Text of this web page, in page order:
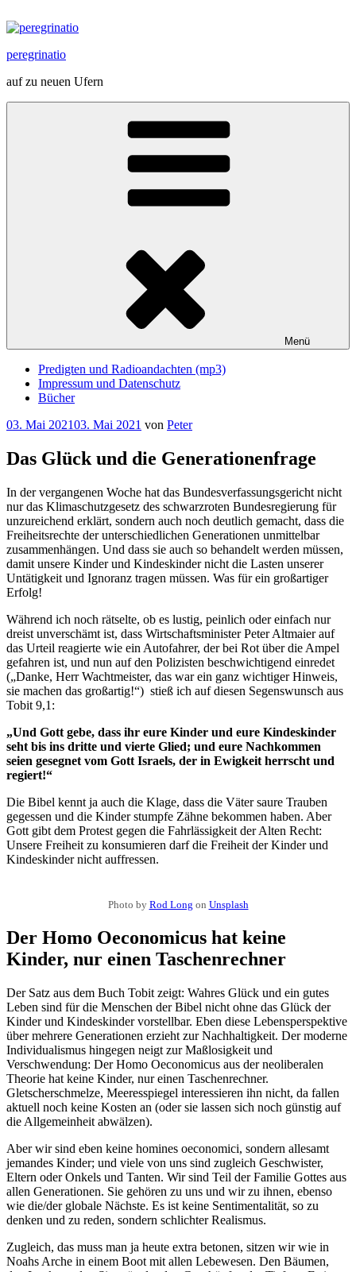
Inhalt
peregrinatio
auf zu neuen Ufern
Menü
Predigten und Radioandachten (mp3)
Impressum und Datenschutz
Bücher
Veröffentlicht
03. Mai 202103. Mai 2021 von Peter
Das Glück und die Generationenfrage
In der vergangenen Woche hat das Bundesverfassungsgericht nicht
nur das Klimaschutzgesetz des schwarzroten Bundesregierung für
unzureichend erklärt, sondern auch noch deutlich gemacht, dass die
Freiheitsrechte der unterschiedlichen Generationen unmittelbar
zusammenhängen. Und dass sie auch so behandelt werden müssen,
damit unsere Kinder und Kindeskinder nicht die Lasten unserer
Untätigkeit und Ignoranz tragen müssen. Was für ein großartiger
Erfolg!
Während ich noch rätselte, ob es lustig, peinlich oder einfach nur
dreist unverschämt ist, dass Wirtschaftsminister Peter Altmaier auf
das Urteil reagierte wie ein Autofahrer, der bei Rot über die Ampel
gefahren ist, und nun auf den Polizisten beschwichtigend einredet
(„Danke, Herr Wachtmeister, das war ein ganz wichtiger Hinweis,
sie machen das großartig!“) stieß ich auf diesen Segenswunsch aus
Tobit 9,1:
„Und Gott gebe, dass ihr eure Kinder und eure Kindeskinder
seht bis ins dritte und vierte Glied; und eure Nachkommen
seien gesegnet vom Gott Israels, der in Ewigkeit herrscht und
regiert!“
Die Bibel kennt ja auch die Klage, dass die Väter saure Trauben
gegessen und die Kinder stumpfe Zähne bekommen haben. Aber
Gott gibt dem Protest gegen die Fahrlässigkeit der Alten Recht:
Unsere Freiheit zu konsumieren darf die Freiheit der Kinder und
Kindeskinder nicht auffressen.
Photo by Rod Long on Unsplash
Der Homo Oeconomicus hat keine
Kinder, nur einen Taschenrechner
Der Satz aus dem Buch Tobit zeigt: Wahres Glück und ein gutes
Leben sind für die Menschen der Bibel nicht ohne das Glück der
Kinder und Kindeskinder vorstellbar. Eben diese Lebensperspektive
über mehrere Generationen erzieht zur Nachhaltigkeit. Der moderne
Individualismus hingegen neigt zur Maßlosigkeit und
Verschwendung: Der Homo Oeconomicus aus der neoliberalen
Theorie hat keine Kinder, nur einen Taschenrechner.
Gletscherschmelze, Meeresspiegel interessieren ihn nicht, da fallen
aktuell noch keine Kosten an (oder sie lassen sich noch günstig auf
die Allgemeinheit abwälzen).
Aber wir sind eben keine homines oeconomici, sondern allesamt
jemandes Kinder; und viele von uns sind zugleich Geschwister,
Eltern oder Onkels und Tanten. Wir sind Teil der Familie Gottes aus
allen Generationen. Sie gehören zu uns und wir zu ihnen, ebenso
wie die/der globale Nächste. Es ist keine Sentimentalität, so zu
denken und zu reden, sondern schlichter Realismus.
Zugleich, das muss man ja heute extra betonen, sitzen wir wie in
Noahs Arche in einem Boot mit allen Lebewesen. Den Bäumen,